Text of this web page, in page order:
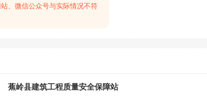
、微信公众号与实际情况不符
蕉岭县建筑工程质量安全保障站